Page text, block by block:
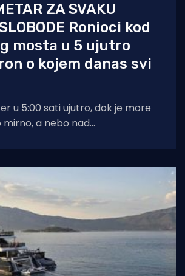
ZA SVAKU
Ronioci kod
mosta u 5 ujutro
o kojem danas svi
u 5:00 sati ujutro, dok je more
a nebo nad